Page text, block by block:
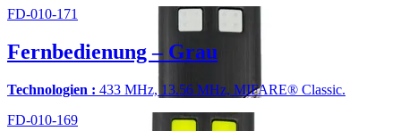
FD-010-171
Fernbedienung – Grau
Technologien : 433 MHz, 13.56 MHz, MIFARE® Classic.
FD-010-169